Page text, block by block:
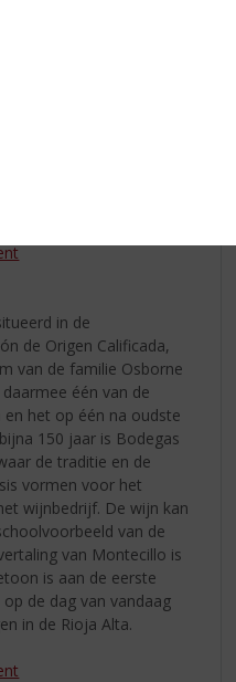
in de
de Origen Calificada,
van de familie Osborne
één van de
het op één na oudste
150 jaar is Bodegas
de traditie en de
vormen voor het
wijnbedrijf. De wijn kan
van de
van Montecillo is
is aan de eerste
de dag van vandaag
in de Rioja Alta.